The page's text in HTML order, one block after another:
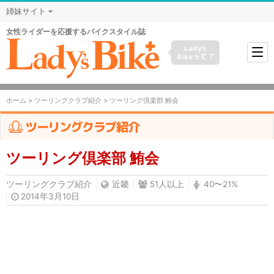
姉妹サイト
女性ライダーを応援するバイクスタイル誌
Lady's
Bikeって？
ホーム > ツーリングクラブ紹介 > ツーリング倶楽部 鮪会
ツーリングクラブ紹介
ツーリング倶楽部 鮪会
ツーリングクラブ紹介 近畿 51人以上
40〜21%
2014年3月10日